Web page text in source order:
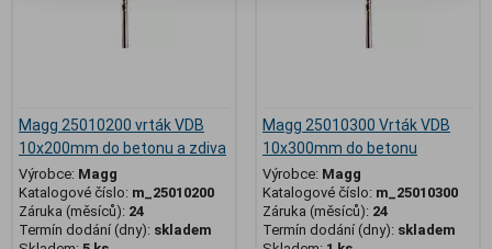
Magg 25010200 vrták VDB
10x200mm do betonu a zdiva
Výrobce: Magg
Katalogové číslo: m_25010200
Záruka (měsíců): 24
Termín dodání (dny): skladem
Magg 25010300 Vrták VDB
10x300mm do betonu
Výrobce: Magg
Katalogové číslo: m_25010300
Záruka (měsíců): 24
Termín dodání (dny): skladem